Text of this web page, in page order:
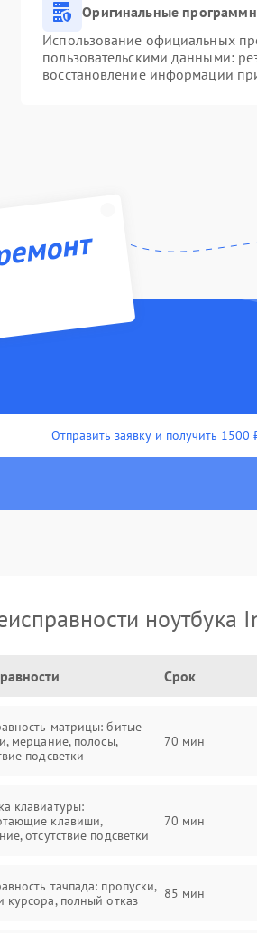
Оригинальные
Использование официальных
пользовательскими данными:
восстановление информации
Отправить заявку и получить 1500
ноутбука
Срок
матрицы: битые
мерцание, полосы,
подсветки
70 мин
клавиатуры:
клавиши,
отсутствие подсветки
70 мин
тачпада: пропуски,
курсора, полный отказ
85 мин